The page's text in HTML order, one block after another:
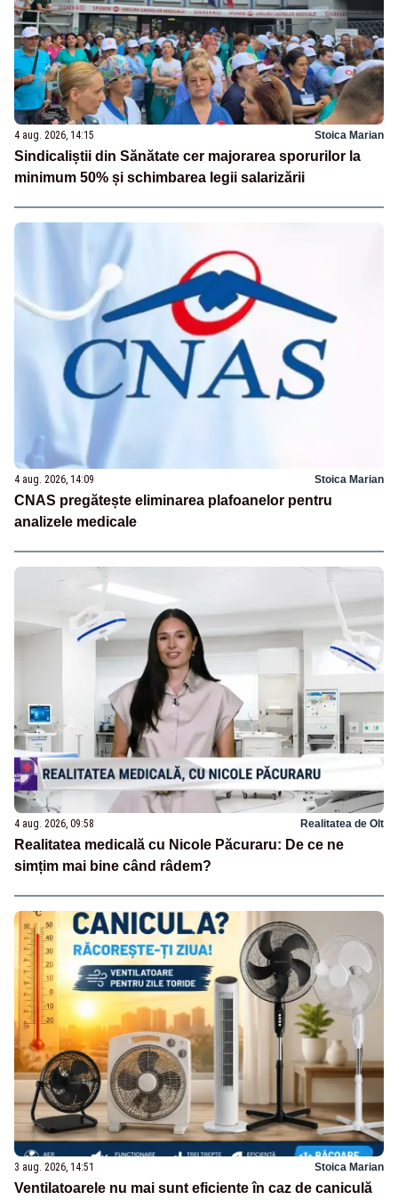
4 aug. 2026, 14:15 Stoica Marian
Sindicaliștii din Sănătate cer majorarea sporurilor la
minimum 50% și schimbarea legii salarizării
4 aug. 2026, 14:09 Stoica Marian
CNAS pregătește eliminarea plafoanelor pentru
analizele medicale
4 aug. 2026, 09:58 Realitatea de Olt
Realitatea medicală cu Nicole Păcuraru: De ce ne
simțim mai bine când râdem?
3 aug. 2026, 14:51 Stoica Marian
Ventilatoarele nu mai sunt eficiente în caz de caniculă